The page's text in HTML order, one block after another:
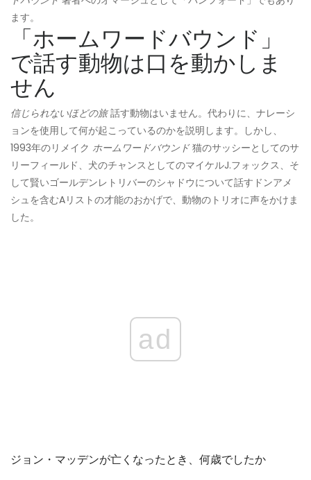
ます。
「ホームワードバウンド」
で話す動物は口を動かしま
せん
信じられないほどの旅話す動物はいません。代わりに、ナレーシ
ョンを使用して何が起こっているのかを説明します。しかし、
1993年のリメイク ホームワードバウンド猫のサッシーとしてのサ
リーフィールド、犬のチャンスとしてのマイケルJ.フォックス、そ
して賢いゴールデンレトリバーのシャドウについて話すドンアメ
シュを含むAリストの才能のおかげで、動物のトリオに声をかけま
した。
ad
ジョン・マッデンが亡くなったとき、何歳でしたか